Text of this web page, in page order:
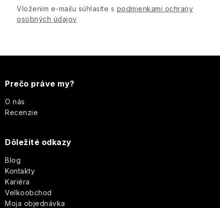
Vložením e-mailu súhlasíte s podmienkami ochrany
osobných údajov
á
p
t
e
Prečo práve my?
O nás
Recenzie
Dôležité odkazy
Blog
Kontakty
Kariéra
Velkoobchod
Moja objednávka